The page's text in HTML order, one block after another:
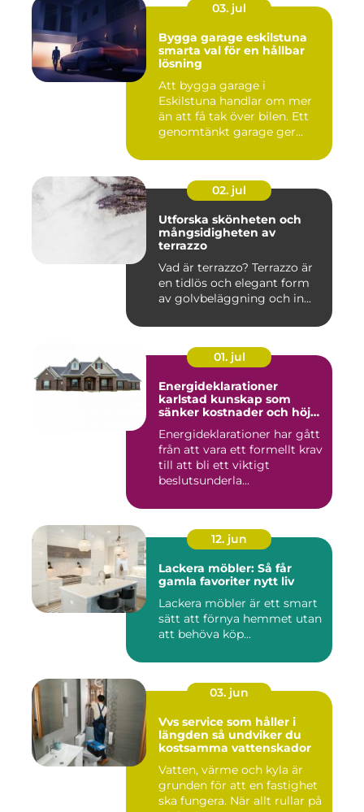
03. jul
Bygga garage eskilstuna
smarta val för en hållbar
lösning
Att bygga garage i
Eskilstuna handlar om mer
än att få tak över bilen. Ett
genomtänkt garage ger
02. jul
Utforska skönheten och
mångsidigheten av
terrazzo
Vad är terrazzo? Terrazzo är
en tidlös och elegant form
av golvbeläggning och in...
01. jul
Energideklarationer
karlstad kunskap som
sänker kostnader och höjer
Energideklarationer har gått
från att vara ett formellt krav
till att bli ett viktigt
beslutsunderla...
12. jun
Lackera möbler: Så får
gamla favoriter nytt liv
Lackera möbler är ett smart
sätt att förnya hemmet utan
att behöva köp...
03. jun
Vvs service som håller i
längden så undviker du
kostsamma vattenskador
Vatten, värme och kyla är
grunden för att en fastighet
ska fungera. När allt rullar på